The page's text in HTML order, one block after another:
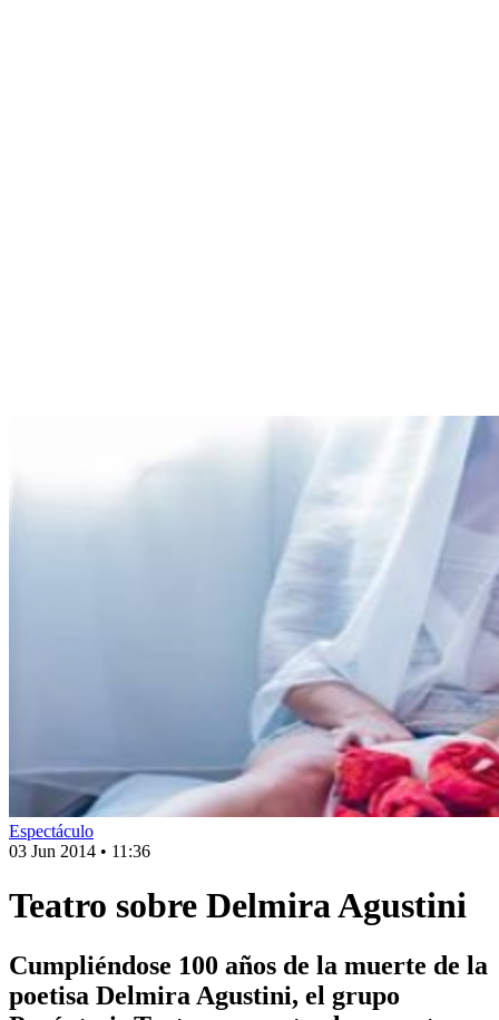
Espectáculo
03 Jun 2014 • 11:36
Teatro sobre Delmira Agustini
Cumpliéndose 100 años de la muerte de la
poetisa Delmira Agustini, el grupo